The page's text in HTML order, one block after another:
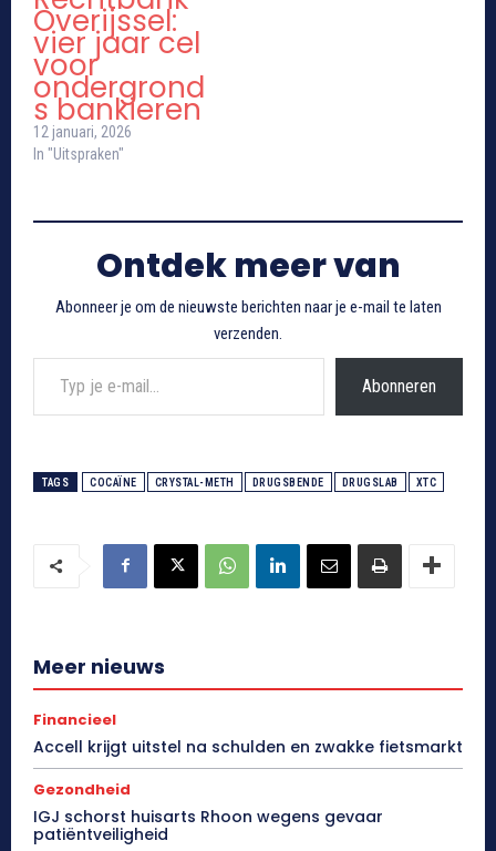
Overijssel:
vier jaar cel
voor
ondergrond
s bankieren
12 januari, 2026
In "Uitspraken"
Ontdek meer van
Abonneer je om de nieuwste berichten naar je e-mail te laten
verzenden.
Typ je e-mail...
Abonneren
TAGS COCAÏNE CRYSTAL-METH DRUGSBENDE DRUGSLAB XTC
Meer nieuws
Financieel
Accell krijgt uitstel na schulden en zwakke fietsmarkt
Gezondheid
IGJ schorst huisarts Rhoon wegens gevaar
patiëntveiligheid